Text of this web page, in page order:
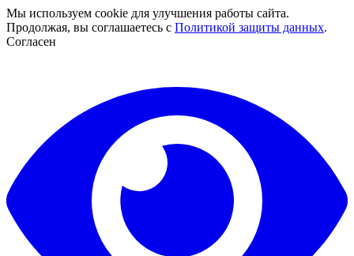
Мы используем cookie для улучшения работы сайта.
Продолжая, вы соглашаетесь с Политикой защиты данных.
Согласен